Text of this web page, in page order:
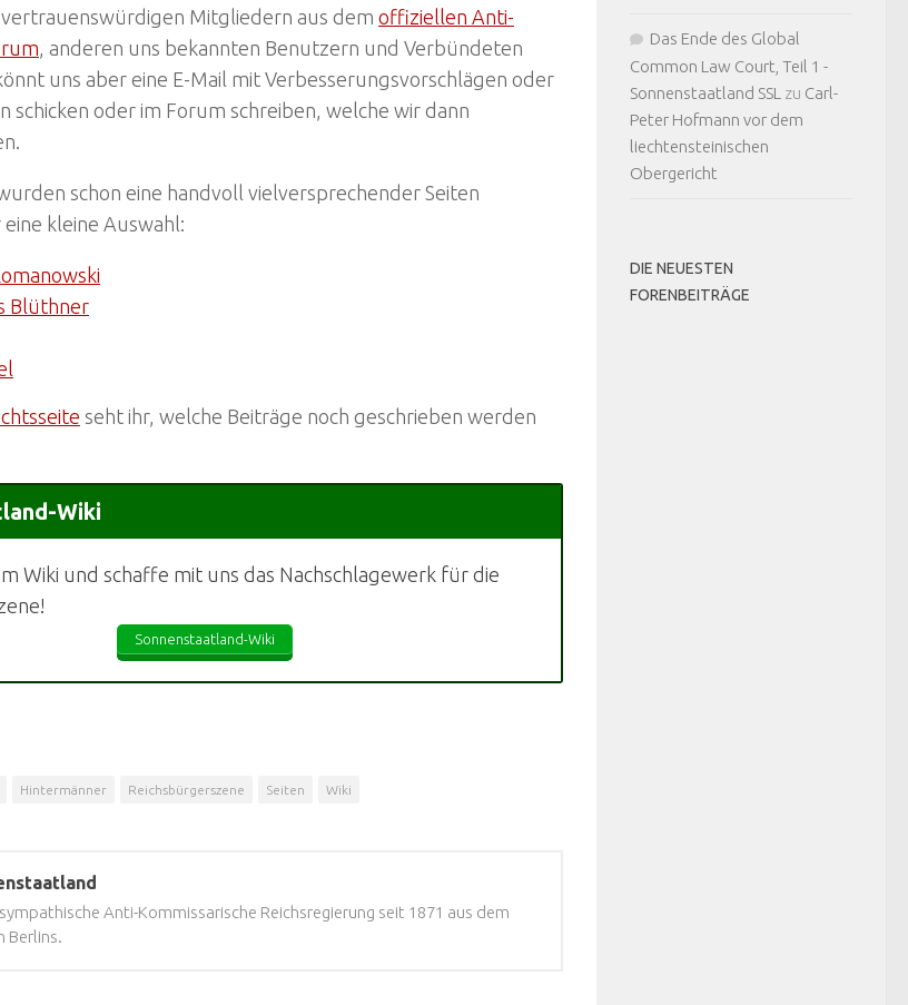
Mitgliedern aus dem offiziellen Anti-
, anderen uns bekannten Benutzern und Verbündeten
uns aber eine E-Mail mit Verbesserungsvorschlägen oder
schicken oder im Forum schreiben, welche wir dann
schon eine handvoll vielversprechender Seiten
kleine Auswahl:
Blüthner
seht ihr, welche Beiträge noch geschrieben werden
Wiki
Wiki und schaffe mit uns das Nachschlagewerk für die
Sonnenstaatland-Wiki
Hintermänner Reichsbürgerszene Seiten Wiki
Anti-Kommissarische Reichsregierung seit 1871 aus dem
Berlins.
Das Ende des Global
Common Law Court, Teil 1 -
Sonnenstaatland SSL zu Carl-
Peter Hofmann vor dem
liechtensteinischen
Obergericht
DIE NEUESTEN
FORENBEITRÄGE